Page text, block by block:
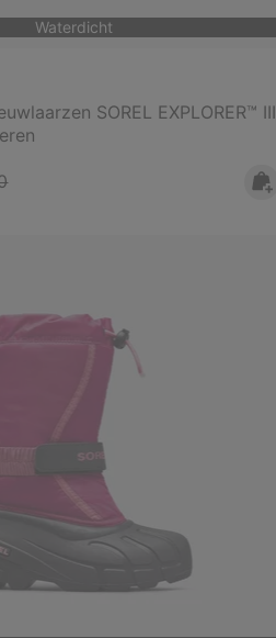
Waterdicht
SOREL EXPLORER™ III